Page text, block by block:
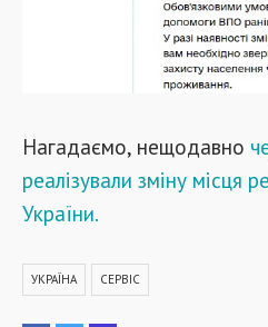
Нагадаємо, нещодавно
реалізували зміну місця
України.
УКРАЇНА СЕРВІС